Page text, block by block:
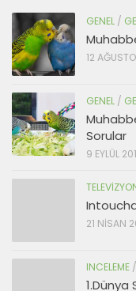
GENEL /
12
GENEL /
Sorular
9 EYLÜL
21 NISAN
INCELEME /
1.Dünya